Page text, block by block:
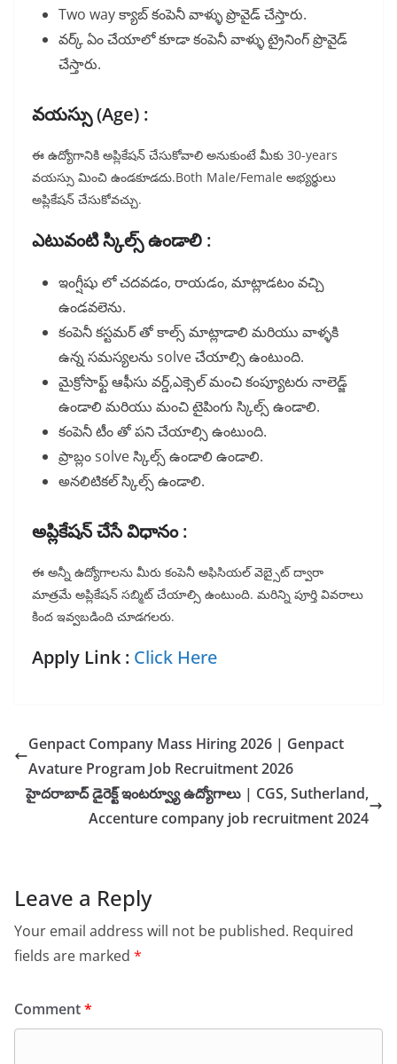
Two way క్యాబ్ కంపెనీ వాళ్ళు ప్రొవైడ్ చేస్తారు.
వర్క్ ఏం చేయాలో కూడా కంపెనీ వాళ్ళు ట్రైనింగ్ ప్రొవైడ్
చేస్తారు.
వయస్సు (Age) :
ఈ ఉద్యోగానికి అప్లికేషన్ చేసుకోవాలి అనుకుంటే మీకు 30-years
వయస్సు మించి ఉండకూడదు.Both Male/Female అభ్యర్థులు
అప్లికేషన్ చేసుకోవచ్చు.
ఎటువంటి స్కిల్స్ ఉండాలి :
ఇంగ్షీషు లో చదవడం, రాయడం, మాట్లాడటం వచ్చి
ఉండవలెను.
కంపెనీ కస్టమర్ తో కాల్స్ మాట్లాడాలి మరియు వాళ్ళకి
ఉన్న సమస్యలను solve చేయాల్సి ఉంటుంది.
మైక్రోసాఫ్ట్ ఆఫీసు వర్డ్,ఎక్సెల్ మంచి కంప్యూటరు నాలెడ్జ్
ఉండాలి మరియు మంచి టైపింగు స్కిల్స్ ఉండాలి.
కంపెనీ టీం తో పని చేయాల్సి ఉంటుంది.
ప్రాబ్లం solve స్కిల్స్ ఉండాలి ఉండాలి.
అనలిటికల్ స్కిల్స్ ఉండాలి.
అప్లికేషన్ చేసే విధానం :
ఈ అన్నీ ఉద్యోగాలను మీరు కంపెనీ అఫిసియల్ వెబ్సైట్ ద్వారా
మాత్రమే అప్లికేషన్ సబ్మిట్ చేయాల్సి ఉంటుంది. మరిన్ని పూర్తి వివరాలు
కింద ఇవ్వబడింది చూడగలరు.
Apply Link : Click Here
Genpact Company Mass Hiring 2026 | Genpact
Avature Program Job Recruitment 2026
హైదరాబాద్ డైరెక్ట్ ఇంటర్వ్యూ ఉద్యోగాలు | CGS, Sutherland,
Accenture company job recruitment 2024
Leave a Reply
Your email address will not be published. Required
fields are marked *
Comment*